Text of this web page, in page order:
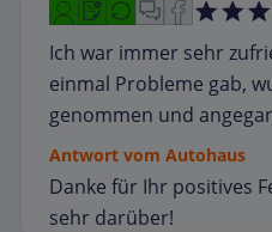
Ich war immer sehr
einmal Probleme gab,
genommen und
Antwort vom Autohaus
Danke für Ihr positives
sehr darüber!